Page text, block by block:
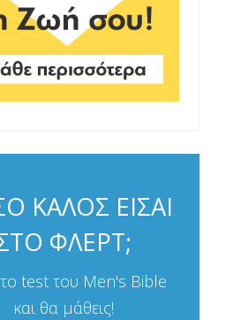
ΚΑΛΟΣ ΕΙΣΑΙ
ΦΛΕΡΤ;
test του Men's Bible
και θα μάθεις!